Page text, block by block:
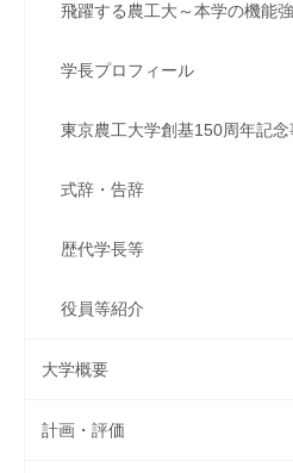
飛躍する農工大～本学の機能
学長プロフィール
東京農工大学創基150周年記念
式辞・告辞
歴代学長等
役員等紹介
大学概要
計画・評価